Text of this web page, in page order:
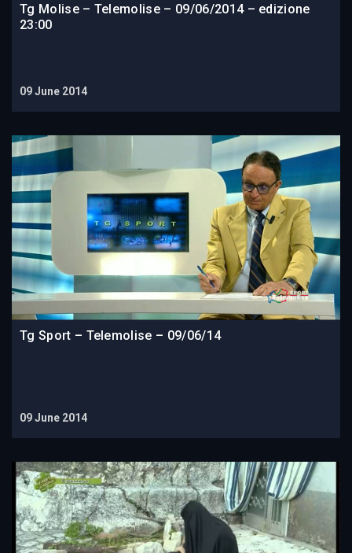
Tg Molise – Telemolise – 09/06/2014 – edizione
23:00
09 June 2014
Tg Sport – Telemolise – 09/06/14
09 June 2014